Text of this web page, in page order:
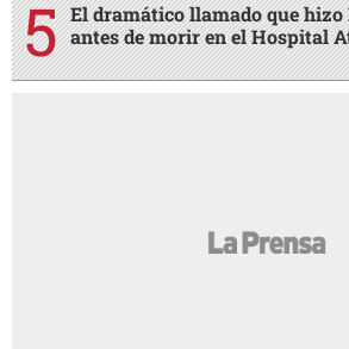
El dramático llamado que
antes de morir en el Hospital